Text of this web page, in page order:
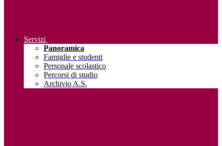
Servizi
Panoramica
Famiglie e studenti
Personale scolastico
Percorsi di studio
Archivio A.S.